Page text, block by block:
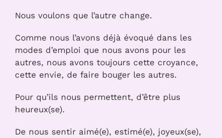
Nous voulons que l’autre change.
Comme nous l’avons déjà évoqué dans les
modes d’emploi que nous avons pour les
autres, nous avons toujours cette croyance,
cette envie, de faire bouger les autres.
Pour qu’ils nous permettent, d’être plus
heureux(se).
De nous sentir aimé(e), estimé(e), joyeux(se),